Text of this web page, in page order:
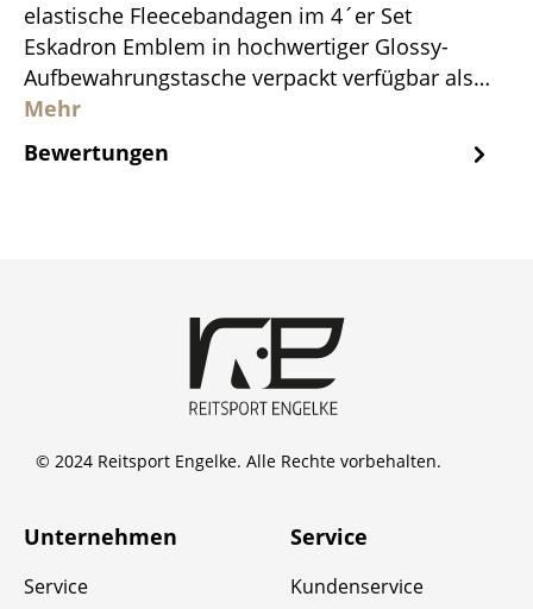
elastische Fleecebandagen im 4´er Set
Eskadron Emblem in hochwertiger Glossy-
Aufbewahrungstasche verpackt verfügbar als…
Mehr
Bewertungen
© 2024 Reitsport Engelke. Alle Rechte vorbehalten.
Unternehmen
Service
Service
Kundenservice